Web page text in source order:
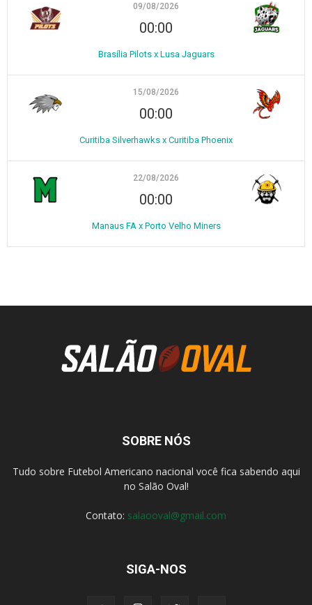
09/08/2026
00:00
Brasília Pilots x Lusa Jaguars
15/08/2026
00:00
Curitiba Silverhawks x Curitiba Phoenix
22/08/2026
00:00
Manaus FA x Porto Velho Miners
SOBRE NÓS
Tudo sobre Futebol Americano nacional você fica sabendo aqui
no Salão Oval!
Contato: salaooval@gmail.com
SIGA-NOS